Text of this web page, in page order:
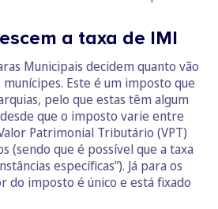
a taxa de IMI
Municipais decidem quanto vão
Este é um imposto que
pelo que estas têm algum
que o imposto varie entre
Patrimonial Tributário (VPT)
(sendo que é possível que a taxa
específicas”). Já para os
do imposto é único e está fixado